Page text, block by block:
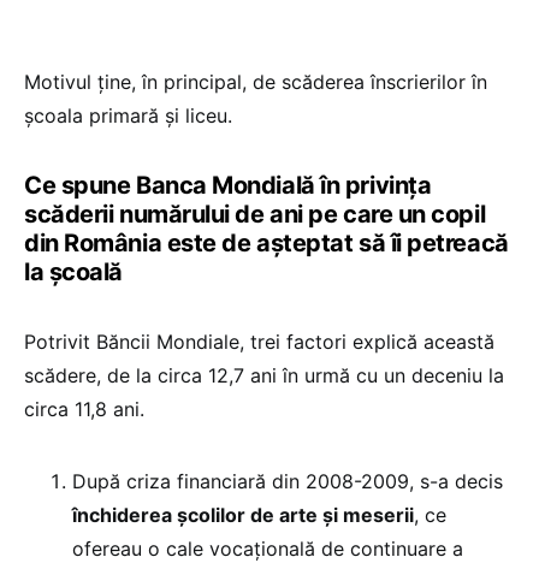
Motivul ține, în principal, de scăderea înscrierilor în
școala primară și liceu.
Ce spune Banca Mondială în privința
scăderii numărului de ani pe care un copil
din România este de așteptat să îi petreacă
la școală
Potrivit Băncii Mondiale, trei factori explică această
scădere, de la circa 12,7 ani în urmă cu un deceniu la
circa 11,8 ani.
După criza financiară din 2008-2009, s-a decis
închiderea școlilor de arte și meserii, ce
ofereau o cale vocațională de continuare a